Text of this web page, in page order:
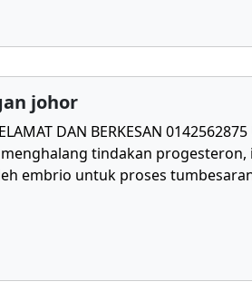
johor
DAN BERKESAN
tindakan progesteron,
embrio untuk proses